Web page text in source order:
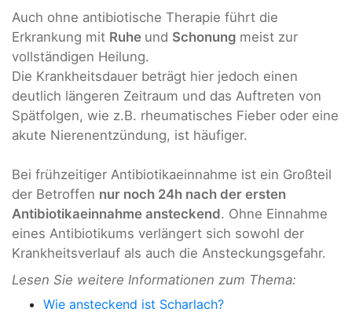
Auch ohne antibiotische Therapie führt die
Erkrankung mit Ruhe und Schonung meist zur
vollständigen Heilung.
Die Krankheitsdauer beträgt hier jedoch einen
deutlich längeren Zeitraum und das Auftreten von
Spätfolgen, wie z.B. rheumatisches Fieber oder eine
akute Nierenentzündung, ist häufiger.
Bei frühzeitiger Antibiotikaeinnahme ist ein Großteil
der Betroffen nur noch 24h nach der ersten
Antibiotikaeinnahme ansteckend. Ohne Einnahme
eines Antibiotikums verlängert sich sowohl der
Krankheitsverlauf als auch die Ansteckungsgefahr.
Lesen Sie weitere Informationen zum Thema:
Wie ansteckend ist Scharlach?